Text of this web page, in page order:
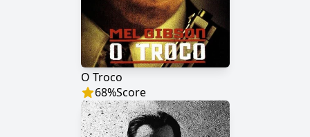
O Troco
68%Score